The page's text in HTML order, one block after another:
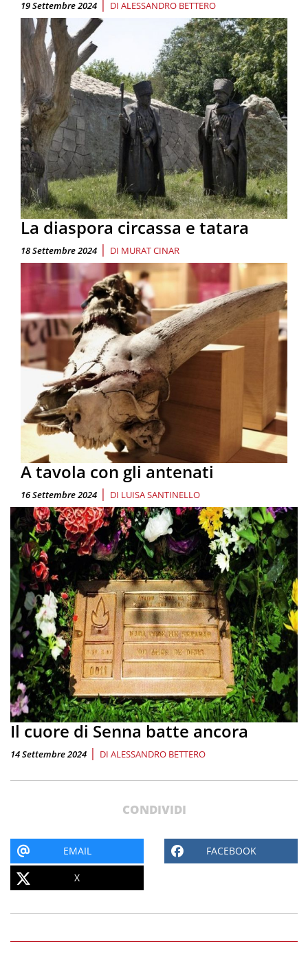
19 Settembre 2024 DI ALESSANDRO BETTERO
La diaspora circassa e tatara
18 Settembre 2024 | DI MURAT CINAR
A tavola con gli antenati
16 Settembre 2024 | DI LUISA SANTINELLO
Il cuore di Senna batte ancora
14 Settembre 2024 | DI ALESSANDRO BETTERO
CONDIVIDI
EMAIL FACEBOOK
X